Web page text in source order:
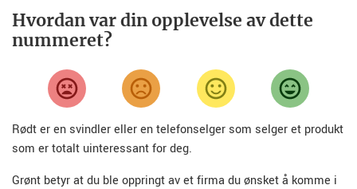
Hvordan var din opplevelse av dette
nummeret?
Rødt er en svindler eller en telefonselger som selger et produkt
som er totalt uinteressant for deg.
Grønt betyr at du ble oppringt av et firma du ønsket å komme i